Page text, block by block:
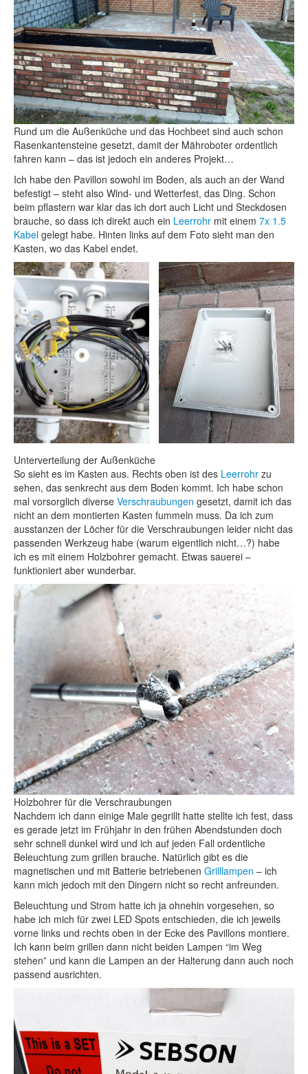
Rund um die Außenküche und das Hochbeet sind auch schon
Rasenkantensteine gesetzt, damit der Mähroboter ordentlich
fahren kann – das ist jedoch ein anderes Projekt…
Ich habe den Pavillon sowohl im Boden, als auch an der Wand
befestigt – steht also Wind- und Wetterfest, das Ding. Schon
beim pflastern war klar das ich dort auch Licht und Steckdosen
brauche, so dass ich direkt auch ein Leerrohr mit einem 7x 1.5
Kabel gelegt habe. Hinten links auf dem Foto sieht man den
Kasten, wo das Kabel endet.
Unterverteilung der Außenküche
So sieht es im Kasten aus. Rechts oben ist des Leerrohr zu
sehen, das senkrecht aus dem Boden kommt. Ich habe schon
mal vorsorglich diverse Verschraubungen gesetzt, damit ich das
nicht an dem montierten Kasten fummeln muss. Da ich zum
ausstanzen der Löcher für die Verschraubungen leider nicht das
passenden Werkzeug habe (warum eigentlich nicht…?) habe
ich es mit einem Holzbohrer gemacht. Etwas sauerei –
funktioniert aber wunderbar.
Holzbohrer für die Verschraubungen
Nachdem ich dann einige Male gegrillt hatte stellte ich fest, dass
es gerade jetzt im Frühjahr in den frühen Abendstunden doch
sehr schnell dunkel wird und ich auf jeden Fall ordentliche
Beleuchtung zum grillen brauche. Natürlich gibt es die
magnetischen und mit Batterie betriebenen Grilllampen – ich
kann mich jedoch mit den Dingern nicht so recht anfreunden.
Beleuchtung und Strom hatte ich ja ohnehin vorgesehen, so
habe ich mich für zwei LED Spots entschieden, die ich jeweils
vorne links und rechts oben in der Ecke des Pavillons montiere.
Ich kann beim grillen dann nicht beiden Lampen “im Weg
stehen” und kann die Lampen an der Halterung dann auch noch
passend ausrichten.